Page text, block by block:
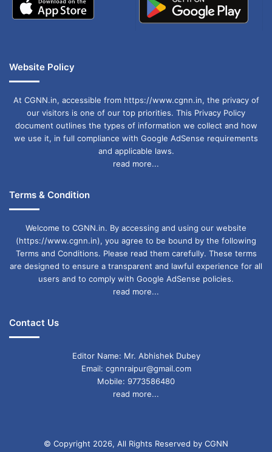
Website Policy
At CGNN.in, accessible from https://www.cgnn.in, the privacy of
our visitors is one of our top priorities. This Privacy Policy
document outlines the types of information we collect and how
we use it, in full compliance with Google AdSense requirements
and applicable laws.
read more...
Terms & Condition
Welcome to CGNN.in. By accessing and using our website
(https://www.cgnn.in), you agree to be bound by the following
Terms and Conditions. Please read them carefully. These terms
are designed to ensure a transparent and lawful experience for all
users and to comply with Google AdSense policies.
read more...
Contact Us
Editor Name: Mr. Abhishek Dubey
Email: cgnnraipur@gmail.com
Mobile: 9773586480
read more...
© Copyright 2026, All Rights Reserved by CGNN